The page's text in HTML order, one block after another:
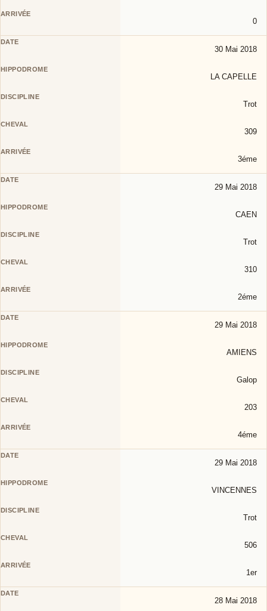
0
30 Mai 2018
LA CAPELLE
Trot
309
3éme
29 Mai 2018
CAEN
Trot
310
2éme
29 Mai 2018
AMIENS
Galop
203
4éme
29 Mai 2018
VINCENNES
Trot
506
1er
28 Mai 2018